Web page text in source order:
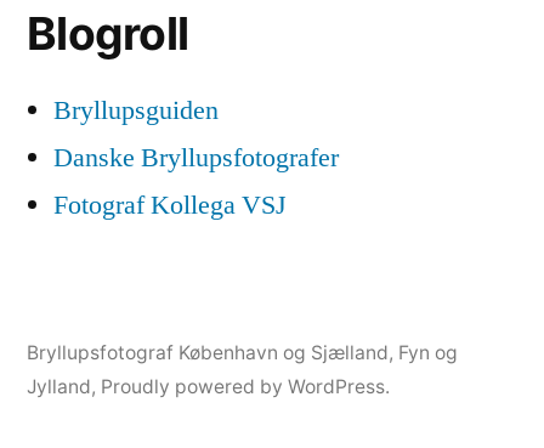
Blogroll
Bryllupsguiden
Danske Bryllupsfotografer
Fotograf Kollega VSJ
Bryllupsfotograf København og Sjælland, Fyn og
Jylland, Proudly powered by WordPress.